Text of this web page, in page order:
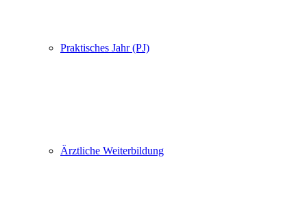
Praktisches Jahr (PJ)
Ärztliche Weiterbildung